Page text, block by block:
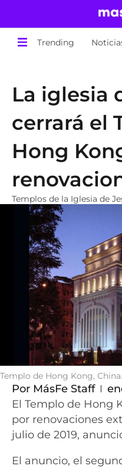
Trending
La iglesia
cerrará el
Hong
Templos de la Iglesia de
Templo de Hong Kong,
Por MásFe Staff
El Templo de Hong
por renovaciones
julio de 2019,
El anuncio, el